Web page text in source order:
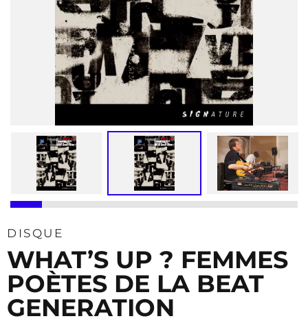
DISQUE
WHAT’S UP ? FEMMES
POÈTES DE LA BEAT
GENERATION